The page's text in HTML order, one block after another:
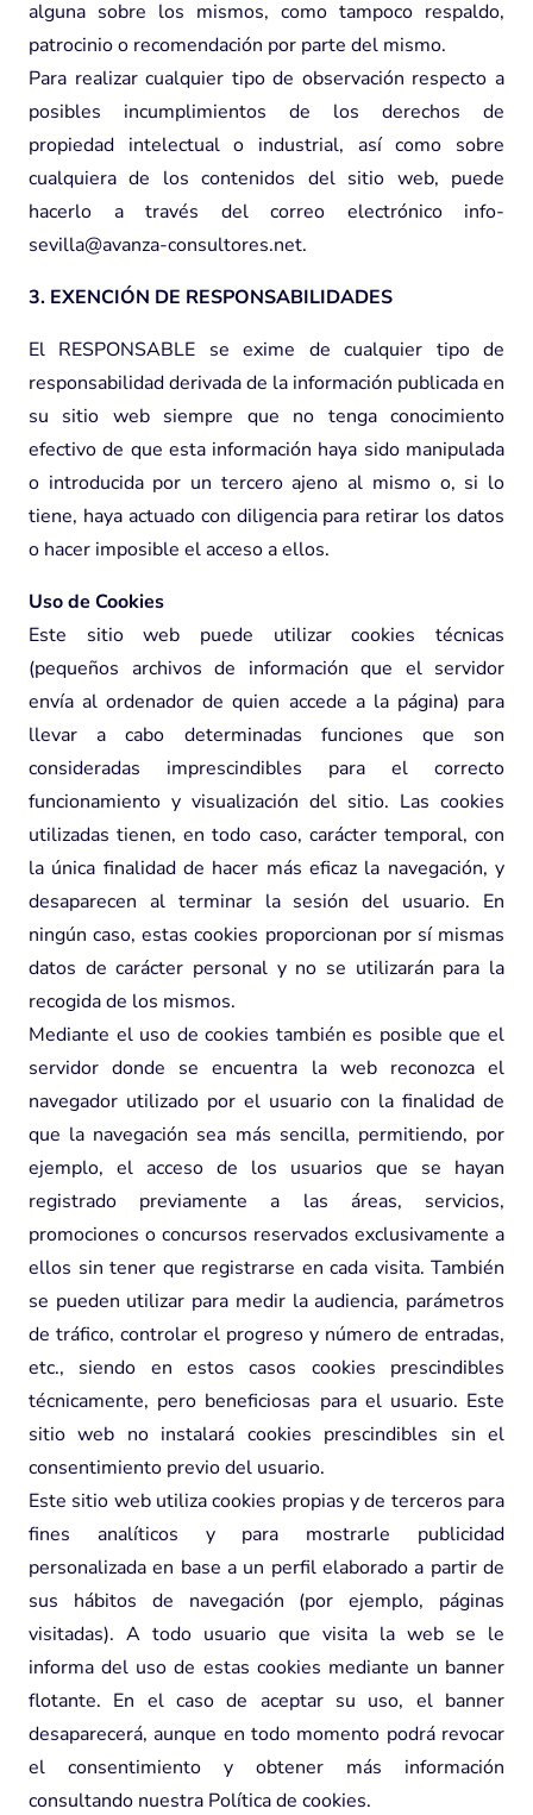
alguna sobre los mismos, como tampoco respaldo,
patrocinio o recomendación por parte del mismo.
Para realizar cualquier tipo de observación respecto a
posibles incumplimientos de los derechos de
propiedad intelectual o industrial, así como sobre
cualquiera de los contenidos del sitio web, puede
hacerlo a través del correo electrónico info-
sevilla@avanza-consultores.net.
3. EXENCIÓN DE RESPONSABILIDADES
El RESPONSABLE se exime de cualquier tipo de
responsabilidad derivada de la información publicada en
su sitio web siempre que no tenga conocimiento
efectivo de que esta información haya sido manipulada
o introducida por un tercero ajeno al mismo o, si lo
tiene, haya actuado con diligencia para retirar los datos
o hacer imposible el acceso a ellos.
Uso de Cookies
Este sitio web puede utilizar cookies técnicas
(pequeños archivos de información que el servidor
envía al ordenador de quien accede a la página) para
llevar a cabo determinadas funciones que son
consideradas imprescindibles para el correcto
funcionamiento y visualización del sitio. Las cookies
utilizadas tienen, en todo caso, carácter temporal, con
la única finalidad de hacer más eficaz la navegación, y
desaparecen al terminar la sesión del usuario. En
ningún caso, estas cookies proporcionan por sí mismas
datos de carácter personal y no se utilizarán para la
recogida de los mismos.
Mediante el uso de cookies también es posible que el
servidor donde se encuentra la web reconozca el
navegador utilizado por el usuario con la finalidad de
que la navegación sea más sencilla, permitiendo, por
ejemplo, el acceso de los usuarios que se hayan
registrado previamente a las áreas, servicios,
promociones o concursos reservados exclusivamente a
ellos sin tener que registrarse en cada visita. También
se pueden utilizar para medir la audiencia, parámetros
de tráfico, controlar el progreso y número de entradas,
etc., siendo en estos casos cookies prescindibles
técnicamente, pero beneficiosas para el usuario. Este
sitio web no instalará cookies prescindibles sin el
consentimiento previo del usuario.
Este sitio web utiliza cookies propias y de terceros para
fines analíticos y para mostrarle publicidad
personalizada en base a un perfil elaborado a partir de
sus hábitos de navegación (por ejemplo, páginas
visitadas). A todo usuario que visita la web se le
informa del uso de estas cookies mediante un banner
flotante. En el caso de aceptar su uso, el banner
desaparecerá, aunque en todo momento podrá revocar
el consentimiento y obtener más información
consultando nuestra Política de cookies.